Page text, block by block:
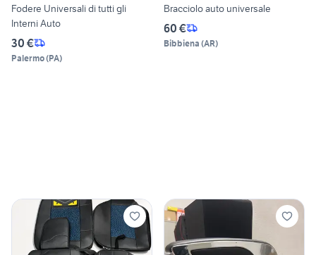
Fodere Universali di tutti gli
Interni Auto
30 €
Palermo(PA)
Bracciolo auto universale
60 €
Bibbiena (AR)